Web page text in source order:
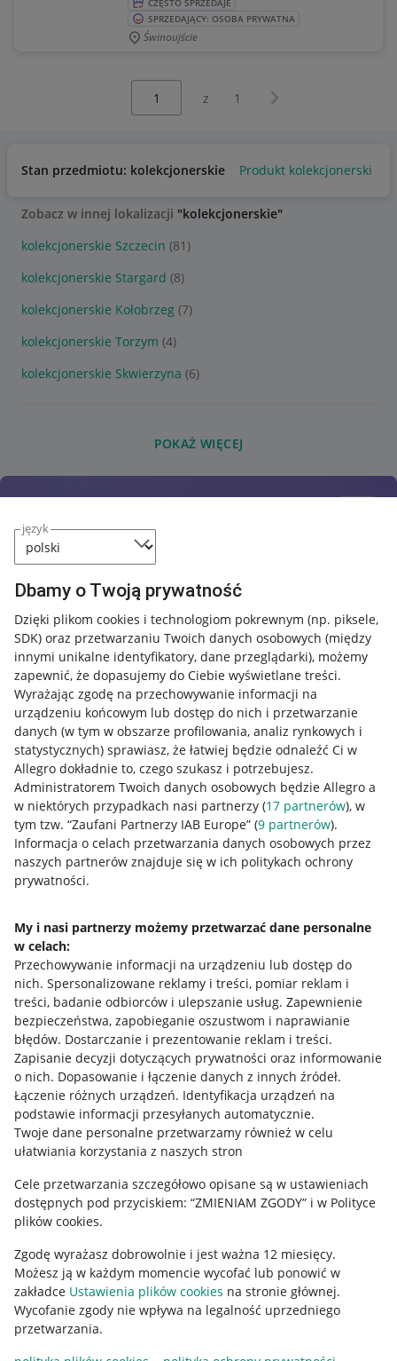
język
Dbamy o Twoją prywatność
Dzięki plikom cookies i technologiom pokrewnym (np. piksele,
SDK) oraz przetwarzaniu Twoich danych osobowych (między
innymi unikalne identyfikatory, dane przeglądarki), możemy
zapewnić, że dopasujemy do Ciebie wyświetlane treści.
Wyrażając zgodę na przechowywanie informacji na
urządzeniu końcowym lub dostęp do nich i przetwarzanie
danych (w tym w obszarze profilowania, analiz rynkowych i
statystycznych) sprawiasz, że łatwiej będzie odnaleźć Ci w
Allegro dokładnie to, czego szukasz i potrzebujesz.
Administratorem Twoich danych osobowych będzie Allegro a
w niektórych przypadkach nasi partnerzy (17 partnerów), w
tym tzw. “Zaufani Partnerzy IAB Europe” (9 partnerów).
Informacja o celach przetwarzania danych osobowych przez
naszych partnerów znajduje się w ich politykach ochrony
prywatności.
My i nasi partnerzy możemy przetwarzać dane personalne
w celach:
Przechowywanie informacji na urządzeniu lub dostęp do
nich. Spersonalizowane reklamy i treści, pomiar reklam i
treści, badanie odbiorców i ulepszanie usług. Zapewnienie
bezpieczeństwa, zapobieganie oszustwom i naprawianie
błędów. Dostarczanie i prezentowanie reklam i treści.
Zapisanie decyzji dotyczących prywatności oraz informowanie
o nich. Dopasowanie i łączenie danych z innych źródeł.
Łączenie różnych urządzeń. Identyfikacja urządzeń na
podstawie informacji przesyłanych automatycznie.
Twoje dane personalne przetwarzamy również w celu
ułatwiania korzystania z naszych stron
Cele przetwarzania szczegółowo opisane są w ustawieniach
dostępnych pod przyciskiem: “ZMIENIAM ZGODY” i w Polityce
plików cookies.
Zgodę wyrażasz dobrowolnie i jest ważna 12 miesięcy.
Możesz ją w każdym momencie wycofać lub ponowić w
zakładce Ustawienia plików cookies na stronie głównej.
Wycofanie zgody nie wpływa na legalność uprzedniego
przetwarzania.
CZĘSTO SPRZEDAJE
SPRZEDAJĄCY: OSOBA PRYWATNA
Świnoujście
z 1 Następna strona
Stan przedmiotu: kolekcjonerskie Produkt kolekcjonerski
Zobacz w innej lokalizacji "kolekcjonerskie"
kolekcjonerskie Szczecin (81)
kolekcjonerskie Stargard (8)
kolekcjonerskie Kołobrzeg (7)
kolekcjonerskie Torzym (4)
kolekcjonerskie Skwierzyna (6)
POKAŻ WIĘCEJ
Przydatne informacje
Jak to działa
Allegro Gadane dla sprzedających
Allegro Gadane dla kupujących
Mapa miejscowości
Informacje prawne
Regulamin
Polityka plików "cookies"
Ustawienia plików "cookies"
Udostępnianie lokalizacji
Informacje dla Aktu o Usługach Cyfrowych
Pobierz aplikację